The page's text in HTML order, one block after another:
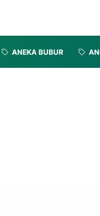
ANEKA BUBUR